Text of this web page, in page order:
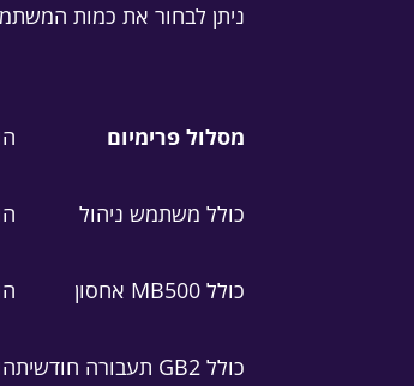
ניתן לבחור את כמות
מסלול פרימיום
כולל משתמש ניהול
כולל MB500 אחסון
כולל GB2 תעבורה חודשית